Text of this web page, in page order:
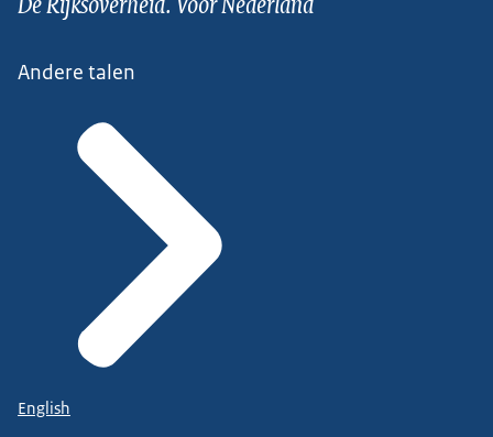
Andere talen
English